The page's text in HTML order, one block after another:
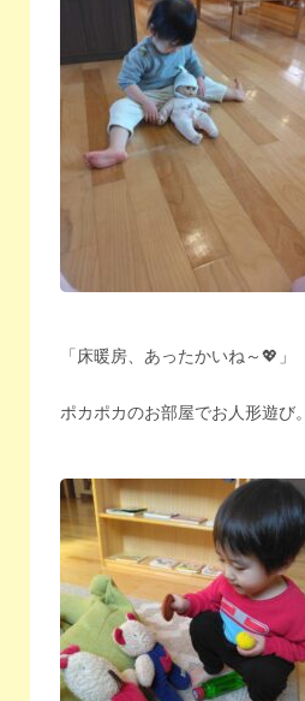
「床暖房、あったかいね～💖」
ポカポカのお部屋でお人形遊び。